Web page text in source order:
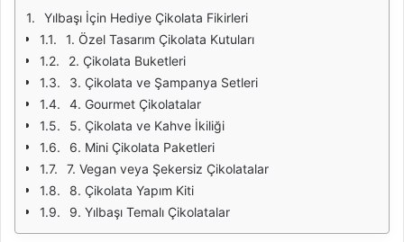
Yılbaşı İçin Hediye Çikolata Fikirleri
1. Özel Tasarım Çikolata Kutuları
2. Çikolata Buketleri
3. Çikolata ve Şampanya Setleri
4. Gourmet Çikolatalar
5. Çikolata ve Kahve İkiliği
6. Mini Çikolata Paketleri
7. Vegan veya Şekersiz Çikolatalar
8. Çikolata Yapım Kiti
9. Yılbaşı Temalı Çikolatalar